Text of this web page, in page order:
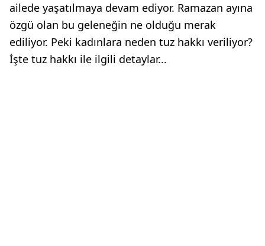
ailede yaşatılmaya devam ediyor. Ramazan ayına
özgü olan bu geleneğin ne olduğu merak
ediliyor. Peki kadınlara neden tuz hakkı veriliyor?
İşte tuz hakkı ile ilgili detaylar...